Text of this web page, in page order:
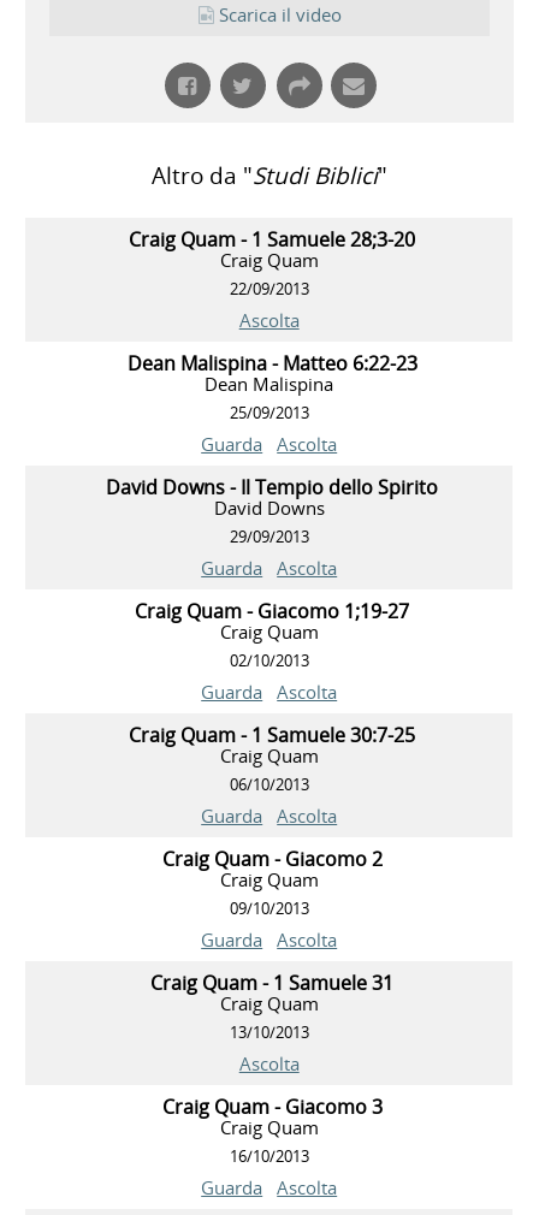
Scarica il video
Altro da "Studi Biblici"
Craig Quam - 1 Samuele 28;3-20
Craig Quam
22/09/2013
Ascolta
Dean Malispina - Matteo 6:22-23
Dean Malispina
25/09/2013
Guarda Ascolta
David Downs - Il Tempio dello Spirito
David Downs
29/09/2013
Guarda Ascolta
Craig Quam - Giacomo 1;19-27
Craig Quam
02/10/2013
Guarda Ascolta
Craig Quam - 1 Samuele 30:7-25
Craig Quam
06/10/2013
Guarda Ascolta
Craig Quam - Giacomo 2
Craig Quam
09/10/2013
Guarda Ascolta
Craig Quam - 1 Samuele 31
Craig Quam
13/10/2013
Ascolta
Craig Quam - Giacomo 3
Craig Quam
16/10/2013
Guarda Ascolta